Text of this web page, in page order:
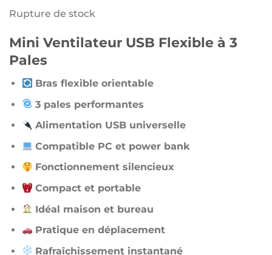
950 د.ج.
Rupture de stock
Mini Ventilateur USB Flexible à 3
Pales
Bras flexible orientable
3 pales performantes
Alimentation USB universelle
Compatible PC et power bank
Fonctionnement silencieux
Compact et portable
Idéal maison et bureau
Pratique en déplacement
Rafraîchissement instantané